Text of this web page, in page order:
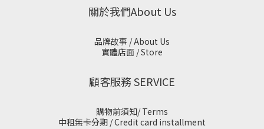
關於我們About Us
品牌故事 / About Us
實體店面 / Store
顧客服務 SERVICE
購物前須知/ Terms
中租無卡分期 / Credit card installment